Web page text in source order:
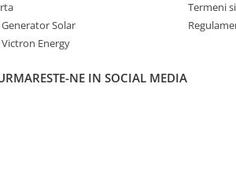
Solar
Energy
Termeni
NE IN SOCIAL MEDIA